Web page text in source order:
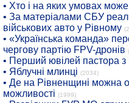
• Хто і на яких умовах може
• За матеріалами СБУ
військових авто у Рівному
• «Українська команда»
чергову партію FPV-дронів
• Перший ювілей пастора з
• Яблучні млинці (2034)
• Де на Рівненщині можна
можливості (1999)